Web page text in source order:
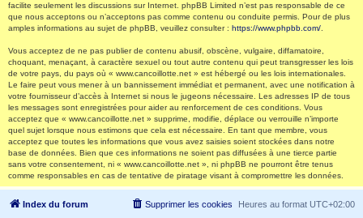
facilite seulement les discussions sur Internet. phpBB Limited n’est pas responsable de ce
que nous acceptons ou n’acceptons pas comme contenu ou conduite permis. Pour de plus
amples informations au sujet de phpBB, veuillez consulter : https://www.phpbb.com/
Vous acceptez de ne pas publier de contenu abusif, obscène, vulgaire, diffamatoire,
choquant, menaçant, à caractère sexuel ou tout autre contenu qui peut transgresser les lois
de votre pays, du pays où « www.cancoillotte.net » est hébergé ou les lois internationales.
Le faire peut vous mener à un bannissement immédiat et permanent, avec une notification à
votre fournisseur d’accès à Internet si nous le jugeons nécessaire. Les adresses IP de tous
les messages sont enregistrées pour aider au renforcement de ces conditions. Vous
acceptez que « www.cancoillotte.net » supprime, modifie, déplace ou verrouille n’importe
quel sujet lorsque nous estimons que cela est nécessaire. En tant que membre, vous
acceptez que toutes les informations que vous avez saisies soient stockées dans notre
base de données. Bien que ces informations ne soient pas diffusées à une tierce partie
sans votre consentement, ni « www.cancoillotte.net », ni phpBB ne pourront être tenus
comme responsables en cas de tentative de piratage visant à compromettre les données.
Index du forum Heures au format UTC+02:00
Supprimer les cookies